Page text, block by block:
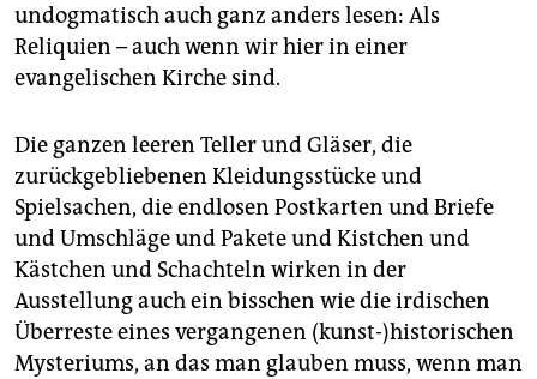
undogmatisch auch ganz anders lesen: Als
Reliquien – auch wenn wir hier in einer
evangelischen Kirche sind.
Die ganzen leeren Teller und Gläser, die
zurückgebliebenen Kleidungsstücke und
Spielsachen, die endlosen Postkarten und Briefe
und Umschläge und Pakete und Kistchen und
Kästchen und Schachteln wirken in der
Ausstellung auch ein bisschen wie die irdischen
Überreste eines vergangenen (kunst-)historischen
Mysteriums, an das man glauben muss, wenn man